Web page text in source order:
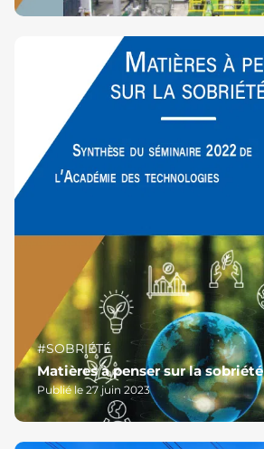
#SOBRIÉTÉ
Matières à penser sur la sobriété
Publié le 27 juin 2023